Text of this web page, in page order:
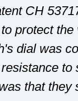
CH
protect
dial was
that